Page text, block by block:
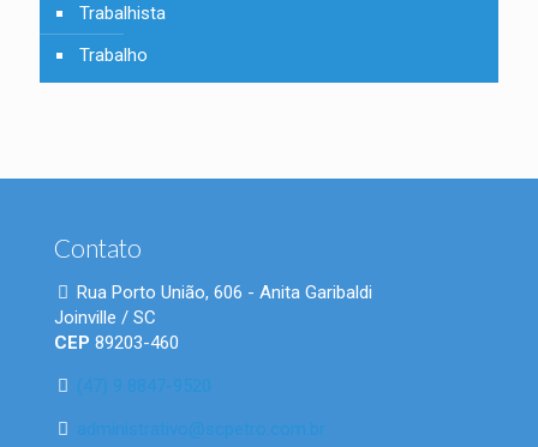
Trabalhista
Trabalho
Contato
Rua Porto União, 606 - Anita Garibaldi
Joinville / SC
CEP 89203-460
(47) 9 8847-9520
administrativo@scpetro.com.br